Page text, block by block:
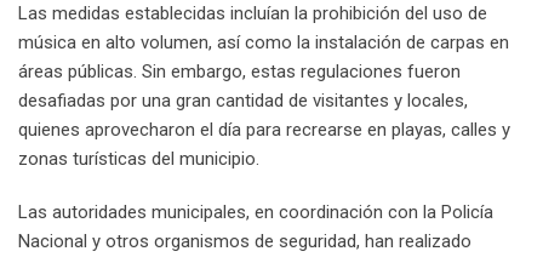
Las medidas establecidas incluían la prohibición del uso de
música en alto volumen, así como la instalación de carpas en
áreas públicas. Sin embargo, estas regulaciones fueron
desafiadas por una gran cantidad de visitantes y locales,
quienes aprovecharon el día para recrearse en playas, calles y
zonas turísticas del municipio.
Las autoridades municipales, en coordinación con la Policía
Nacional y otros organismos de seguridad, han realizado